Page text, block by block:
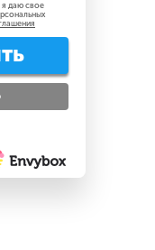
я даю свое